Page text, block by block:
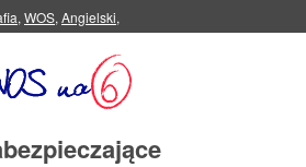
, WOS, Angielski,